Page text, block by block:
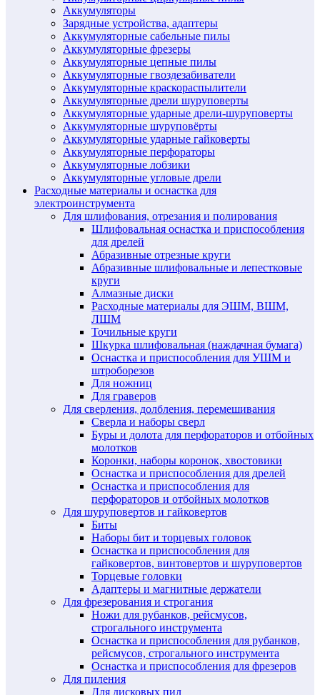
Аккумуляторы
Зарядные устройства, адаптеры
Аккумуляторные сабельные пилы
Аккумуляторные фрезеры
Аккумуляторные цепные пилы
Аккумуляторные гвоздезабиватели
Аккумуляторные краскораспылители
Аккумуляторные дрели шуруповерты
Аккумуляторные ударные дрели-шуруповерты
Аккумуляторные шуруповёрты
Аккумуляторные ударные гайковерты
Аккумуляторные перфораторы
Аккумуляторные лобзики
Аккумуляторные угловые дрели
Расходные материалы и оснастка для
электроинструмента
Для шлифования, отрезания и полирования
Шлифовальная оснастка и приспособления
для дрелей
Абразивные отрезные круги
Абразивные шлифовальные и лепестковые
круги
Алмазные диски
Расходные материалы для ЭШМ, ВШМ,
ЛШМ
Точильные круги
Шкурка шлифовальная (наждачная бумага)
Оснастка и приспособления для УШМ и
штроборезов
Для ножниц
Для граверов
Для сверления, долбления, перемешивания
Сверла и наборы сверл
Буры и долота для перфораторов и отбойных
молотков
Коронки, наборы коронок, хвостовики
Оснастка и приспособления для дрелей
Оснастка и приспособления для
перфораторов и отбойных молотков
Для шуруповертов и гайковертов
Биты
Наборы бит и торцевых головок
Оснастка и приспособления для
гайковертов, винтовертов и шуруповертов
Торцевые головки
Адаптеры и магнитные держатели
Для фрезерования и строгания
Ножи для рубанков, рейсмусов,
строгального инструмента
Оснастка и приспособления для рубанков,
рейсмусов, строгального инструмента
Оснастка и приспособления для фрезеров
Для пиления
Для дисковых пил